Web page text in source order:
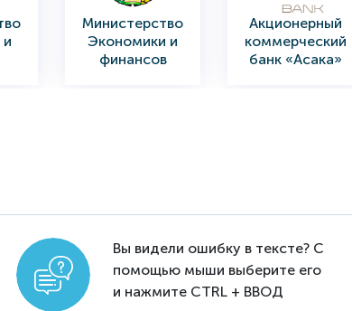
и
Министерство
Экономики и
финансов
Акционерный
коммерческий
банк «Асака»
Центральный
«NBU»
банк
внешнеэкономич
еской
деятельности
Вы видели ошибку в тексте? С
помощью мыши выберите его
и нажмите CTRL + ВВОД